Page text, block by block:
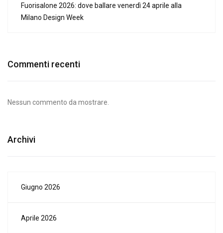
Fuorisalone 2026: dove ballare venerdì 24 aprile alla
Milano Design Week
Commenti recenti
Nessun commento da mostrare.
Archivi
Giugno 2026
Aprile 2026